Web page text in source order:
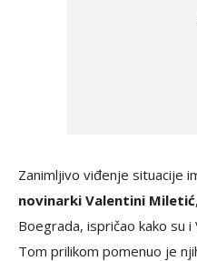
Zanimljivo viđenje situacije
novinarki Valentini Miletić
Boegrada, ispričao kako su
Tom prilikom pomenuo je